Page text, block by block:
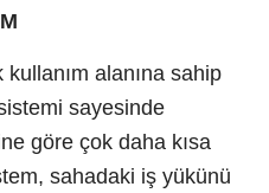
alanına sahip
sayesinde
göre çok daha kısa
sahadaki iş yükünü